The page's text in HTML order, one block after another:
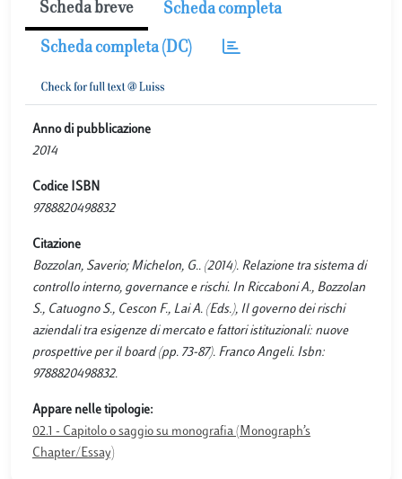
Scheda breve Scheda completa
Scheda completa (DC)
Anno di pubblicazione
2014
Codice ISBN
9788820498832
Citazione
Bozzolan, Saverio; Michelon, G.. (2014). Relazione tra sistema di
controllo interno, governance e rischi. In Riccaboni A., Bozzolan
S., Catuogno S., Cescon F., Lai A. (Eds.), Il governo dei rischi
aziendali tra esigenze di mercato e fattori istituzionali: nuove
prospettive per il board (pp. 73-87). Franco Angeli. Isbn:
9788820498832.
Appare nelle tipologie:
02.1 - Capitolo o saggio su monografia (Monograph’s
Chapter/Essay)